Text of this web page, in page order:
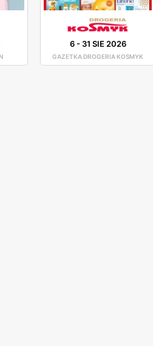
6- 31 SIE 2026
GAZETKA DROGERIA KOSMYK